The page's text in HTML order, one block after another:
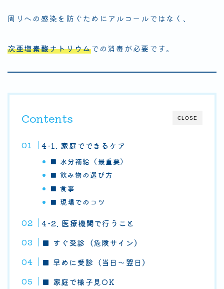
周りへの感染を防ぐためにアルコールではなく、
次亜塩素酸ナトリウムでの消毒が必要です。
CLOSE
Contents
4-1. 家庭でできるケア
■ 水分補給（最重要）
■ 飲み物の選び方
■ 食事
■ 現場でのコツ
4-2. 医療機関で行うこと
■ すぐ受診（危険サイン）
■ 早めに受診（当日〜翌日）
■ 家庭で様子見OK